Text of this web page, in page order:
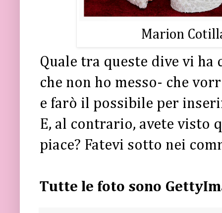
Marion
Quale tra queste dive vi
che non ho messo- che
e farò il possibile per
E, al contrario, avete visto
piace? Fatevi sotto nei
Tutte le foto sono